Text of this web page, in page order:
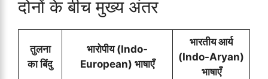
दोनों के बीच मुख्य अंतर
तुलना
का बिंदु
भारोपीय (Indo-
European) भाषाएँ
भारतीय आर्य
(Indo-Aryan)
भाषाएँ